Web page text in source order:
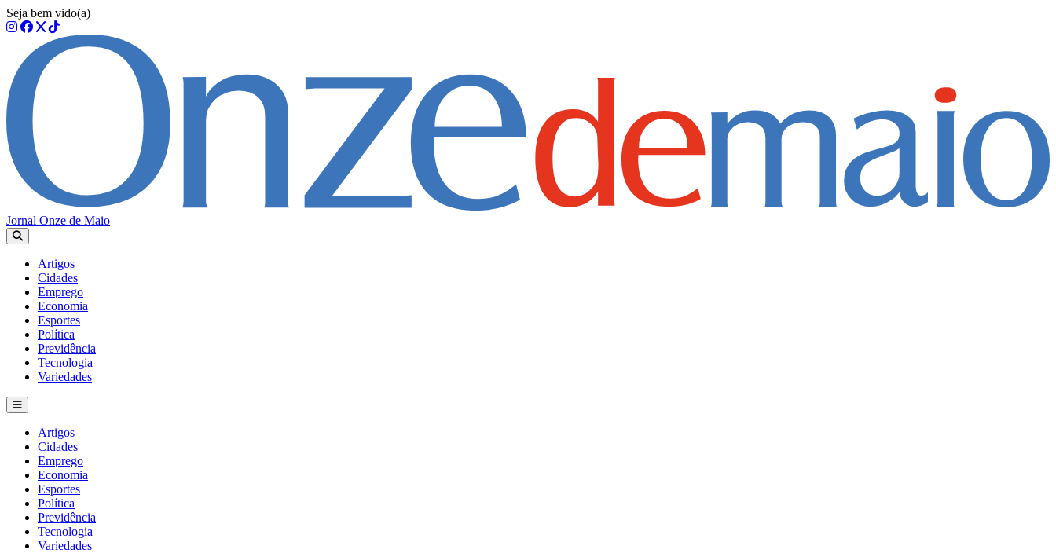
Seja bem vido(a)
Jornal Onze de Maio
Artigos
Cidades
Emprego
Economia
Esportes
Política
Previdência
Tecnologia
Variedades
Artigos
Cidades
Emprego
Economia
Esportes
Política
Previdência
Tecnologia
Variedades